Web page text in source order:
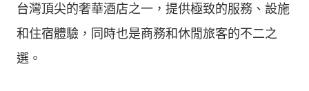
台灣頂尖的奢華酒店之一，提供極致的服務、設施
和住宿體驗，同時也是商務和休閒旅客的不二之
選。